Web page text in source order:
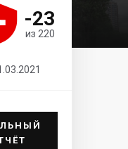
-23
из 220